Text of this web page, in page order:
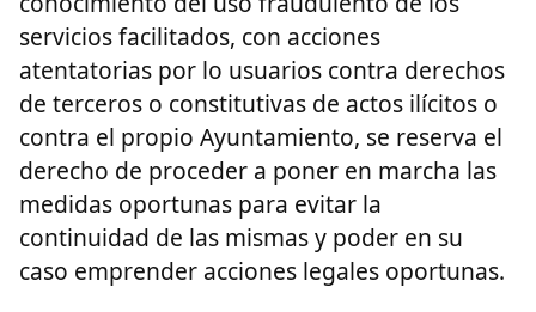
servicios facilitados, con acciones
atentatorias por lo usuarios contra derechos
de terceros o constitutivas de actos ilícitos o
contra el propio Ayuntamiento, se reserva el
derecho de proceder a poner en marcha las
medidas oportunas para evitar la
continuidad de las mismas y poder en su
caso emprender acciones legales oportunas.